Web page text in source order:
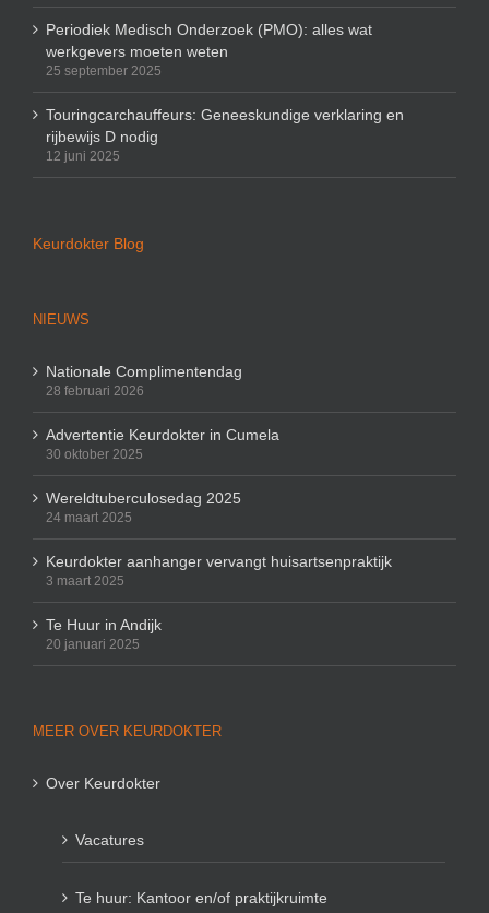
Periodiek Medisch Onderzoek (PMO): alles wat
werkgevers moeten weten
25 september 2025
Touringcarchauffeurs: Geneeskundige verklaring en
rijbewijs D nodig
12 juni 2025
Keurdokter Blog
NIEUWS
Nationale Complimentendag
28 februari 2026
Advertentie Keurdokter in Cumela
30 oktober 2025
Wereldtuberculosedag 2025
24 maart 2025
Keurdokter aanhanger vervangt huisartsenpraktijk
3 maart 2025
Te Huur in Andijk
20 januari 2025
MEER OVER KEURDOKTER
Over Keurdokter
Vacatures
Te huur: Kantoor en/of praktijkruimte